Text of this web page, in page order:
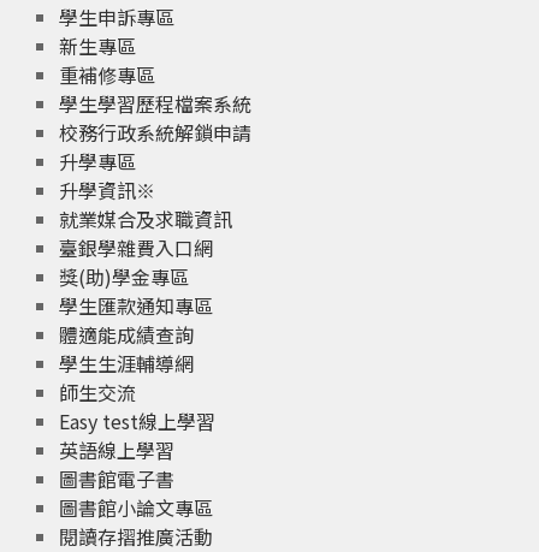
學生申訴專區
新生專區
重補修專區
學生學習歷程檔案系統
校務行政系統解鎖申請
升學專區
升學資訊※
就業媒合及求職資訊
臺銀學雜費入口網
獎(助)學金專區
學生匯款通知專區
體適能成績查詢
學生生涯輔導網
師生交流
Easy test線上學習
英語線上學習
圖書館電子書
圖書館小論文專區
閱讀存摺推廣活動